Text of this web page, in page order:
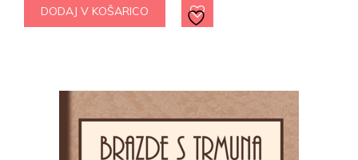
DODAJ V KOŠARICO